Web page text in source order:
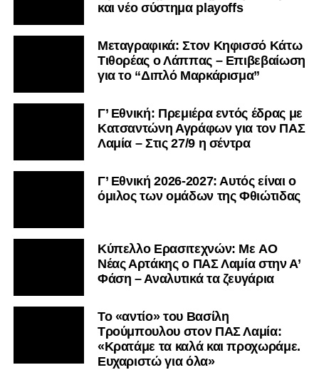
Αναπαραγωγής
και νέο σύστημα playoffs
Μεταγραφικά: Στον Κηφισσό Κάτω
Τιθορέας ο Λάππας – Επιβεβαίωση
για το “Διπλό Μαρκάρισμα”
Γ’ Εθνική: Πρεμιέρα εντός έδρας με
Κατσαντώνη Αγράφων για τον ΠΑΣ
Λαμία – Στις 27/9 η σέντρα
Γ’ Εθνική 2026-2027: Αυτός είναι ο
όμιλος των ομάδων της Φθιώτιδας
Kύπελλο Ερασιτεχνών: Με AO
Nέας Αρτάκης ο ΠΑΣ Λαμία στην Α’
Φάση – Αναλυτικά τα ζευγάρια
Το «αντίο» του Βασίλη
Τρούμπουλου στον ΠΑΣ Λαμία:
«Κρατάμε τα καλά και προχωράμε.
Ευχαριστώ για όλα»